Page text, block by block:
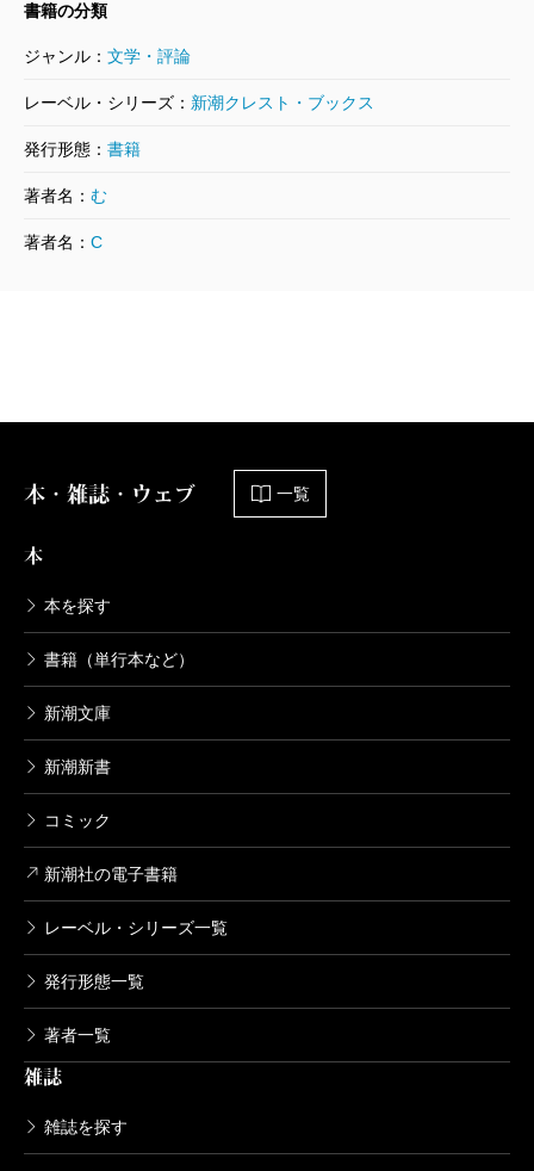
りがちだから。この作品に、そのようなリアリティの
欠如を感じることは否めない。そう、これは明らかに
「健康な」「若い人」が書いたフィクション、「物
語」である。けれどそれはリアリティだけでは手の届
（なしき・かほ 作家）
書籍の分類
ジャンル： 文学・評論
レーベル・シリーズ： 新潮クレスト・ブックス
発行形態： 書籍
著者名： む
著者名： C
本・雑誌・ウェブ 一覧
本
本を探す
書籍（単行本など）
新潮文庫
新潮新書
コミック
新潮社の電子書籍
レーベル・シリーズ一覧
発行形態一覧
著者一覧
雑誌
雑誌を探す